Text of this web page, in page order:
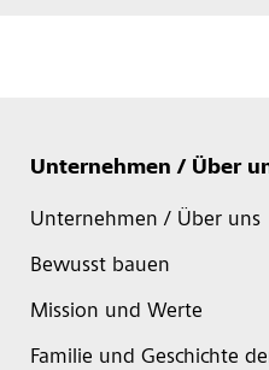
Unternehmen / Über
Unternehmen / Über uns
Bewusst bauen
Mission und Werte
Familie und Geschichte